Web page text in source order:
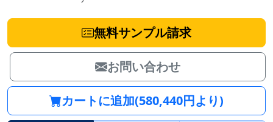
無料サンプル請求
お問い合わせ
カートに追加(580,440円より)